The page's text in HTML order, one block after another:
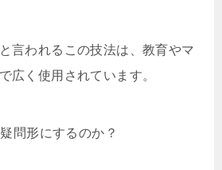
言われるこの技法は、教育やマ
広く使用されています。
問形にするのか？